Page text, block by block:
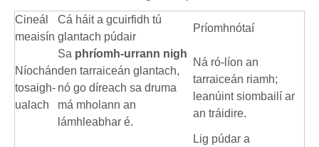
Cineál
meaisín
Cá háit a gcuirfidh tú
glantach púdair
Príomhnótaí
Níochán
tosaigh-
ualach
Sa phríomh-urrann nigh
den tarraiceán glantach,
nó go díreach sa druma
má mholann an
lámhleabhar é.
Ná ró-líon an
tarraiceán riamh;
leanúint siombailí ar
an tráidire.
Lig púdar a